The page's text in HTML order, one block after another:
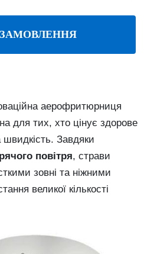
аерофритюрниця
для тих, хто цінує здорове
швидкість. Завдяки
повітря, страви
зовні та ніжними
великої кількості